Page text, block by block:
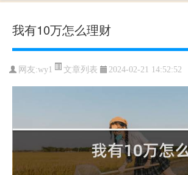
我有10万怎么理财
网友:wy1 文章列表 2024-02-21 14:52:52